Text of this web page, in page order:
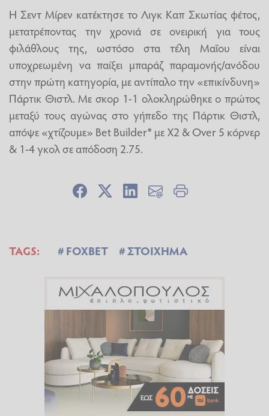
Η Σεντ Μίρεν κατέκτησε το Λιγκ Καπ Σκωτίας φέτος,
μετατρέποντας την χρονιά σε ονειρική για τους
φιλάθλους της, ωστόσο στα τέλη Μαΐου είναι
υποχρεωμένη να παίξει μπαράζ παραμονής/ανόδου
στην πρώτη κατηγορία, με αντίπαλο την «επικίνδυνη»
Πάρτικ Θιστλ. Με σκορ 1-1 ολοκληρώθηκε ο πρώτος
μεταξύ τους αγώνας στο γήπεδο της Πάρτικ Θιστλ,
απόψε «χτίζουμε» Bet Builder* με Χ2 & Οver 5 κόρνερ
& 1-4 γκολ σε απόδοση 2.75.
TAGS: FOXBET ΣΤΟΙΧΗΜΑ